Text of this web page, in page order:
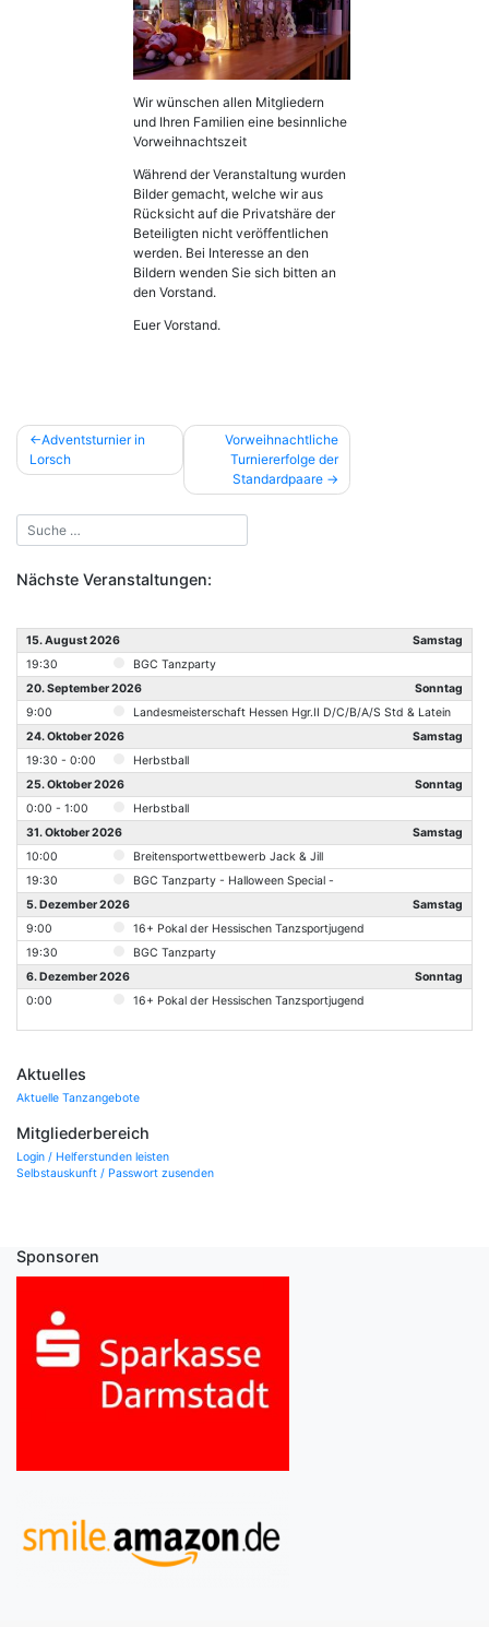
Nächste Veranstaltungen:
15. August 2026
Samstag
19:30
BGC Tanzparty
20. September 2026
Sonntag
9:00
Landesmeisterschaft Hessen Hgr.II D/C/B/A/S Std & Latein
24. Oktober 2026
Samstag
19:30 - 0:00
Herbstball
25. Oktober 2026
Sonntag
0:00 - 1:00
Herbstball
31. Oktober 2026
Samstag
10:00
Breitensportwettbewerb Jack & Jill
19:30
BGC Tanzparty - Halloween Special -
5. Dezember 2026
Samstag
9:00
16+ Pokal der Hessischen Tanzsportjugend
19:30
BGC Tanzparty
6. Dezember 2026
Sonntag
0:00
16+ Pokal der Hessischen Tanzsportjugend
Aktuelles
Aktuelle Tanzangebote
Mitgliederbereich
Login / Helferstunden leisten
Selbstauskunft / Passwort zusenden
Wir wünschen allen Mitgliedern
und Ihren Familien eine besinnliche
Vorweihnachtszeit
Während der Veranstaltung wurden
Bilder gemacht, welche wir aus
Rücksicht auf die Privatshäre der
Beteiligten nicht veröffentlichen
werden. Bei Interesse an den
Bildern wenden Sie sich bitten an
den Vorstand.
Euer Vorstand.
Beitragsnavigation
Adventsturnier in
Lorsch
Vorweihnachtliche
Turniererfolge der
Standardpaare
Sponsoren